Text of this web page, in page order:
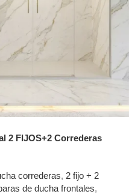
2 FIJOS+2 Correderas
correderas, 2 fijo + 2
de ducha frontales,